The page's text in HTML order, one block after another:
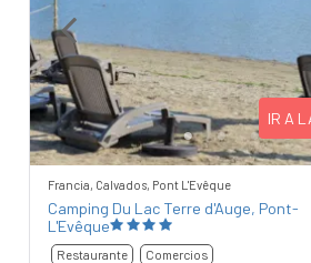
Previous
IR A
Francia, Calvados, Pont L'Evêque
Camping Du Lac Terre d'Auge, Pont-
L'Evêque
Restaurante Comercios